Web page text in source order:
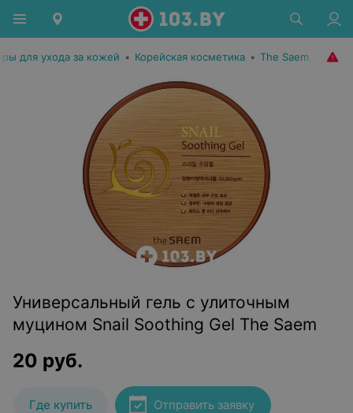
для ухода за кожей • Корейская косметика • The Saem
Универсальный гель с улиточным
муцином Snail Soothing Gel The Saem
20 руб.
Где купить Отправить заявку